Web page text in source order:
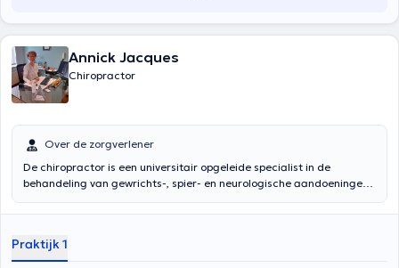
Annick Jacques
Chiropractor
Over de zorgverlener
De chiropractor is een universitair opgeleide specialist in de
behandeling van gewrichts-, spier- en neurologische aandoeningen,
Chiropractie is een manuele therapie. De chiropractor kan u ook
Praktijk 1